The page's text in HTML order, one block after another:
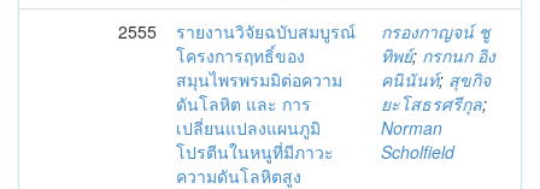
2555
รายงานวิจัยฉบับสมบูรณ์
โครงการฤทธิ์ของ
สมุนไพรพรมมิต่อความ
ดันโลหิต และ การ
เปลี่ยนแปลงแผนภูมิ
โปรตีนในหนูที่มีภาวะ
ความดันโลหิตสูง
กรองกาญจน์ ชู
ทิพย์; กรกนก อิง
คนินันท์; สุขกิจ
ยะโสธรศรีกุล;
Norman
Scholfield